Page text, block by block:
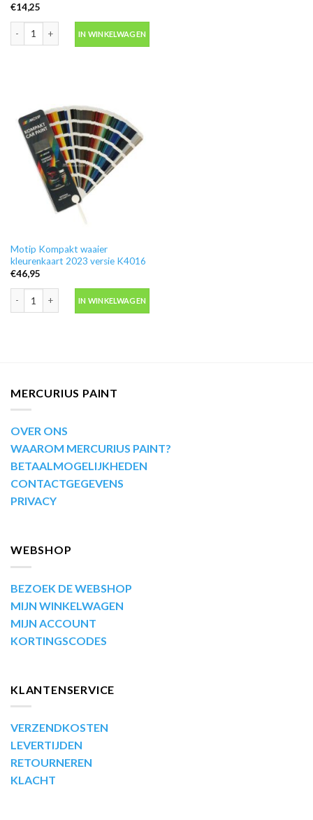
€14,25
Motip Kompakt 53687 blauw metallic autolak in spuitbus 400ml aantal
IN WINKELWAGEN
Motip Kompakt waaier
kleurenkaart 2023 versie K4016
€46,95
IN WINKELWAGEN
MERCURIUS PAINT
OVER ONS
WAAROM MERCURIUS PAINT?
BETAALMOGELIJKHEDEN
CONTACTGEGEVENS
PRIVACY
WEBSHOP
BEZOEK DE WEBSHOP
MIJN WINKELWAGEN
MIJN ACCOUNT
KORTINGSCODES
KLANTENSERVICE
VERZENDKOSTEN
LEVERTIJDEN
RETOURNEREN
KLACHT